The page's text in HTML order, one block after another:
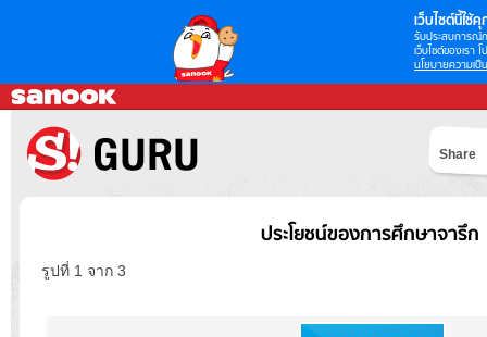
เว็บไซต์นี้ใช้คุ
รับประสบการณ์
เว็บไซต์ของเรา
นโยบายความเป็
Share
ประโยชน์ของการศึกษาจารึก
รูปที่ 1 จาก 3